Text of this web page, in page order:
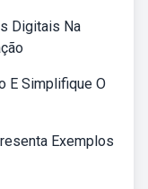
Digitais Na
E Simplifique O
Exemplos